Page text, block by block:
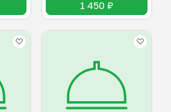
1 450 ₽